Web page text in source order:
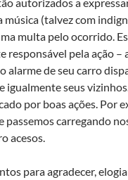
música (talvez com
multa pelo ocorrido.
responsável pela ação –
alarme de seu carro
igualmente seus
por boas ações. Por
passemos carregando
acesos.
para agradecer,